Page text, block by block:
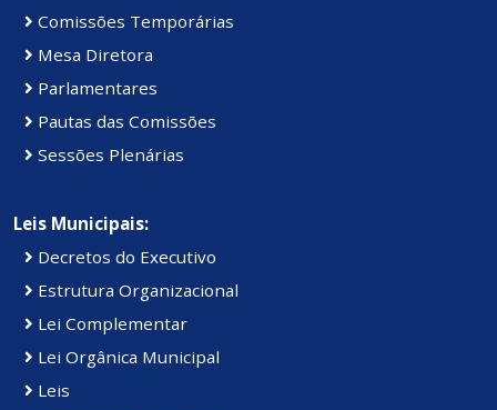
Comissões Temporárias
Mesa Diretora
Parlamentares
Pautas das Comissões
Sessões Plenárias
Leis Municipais:
Decretos do Executivo
Estrutura Organizacional
Lei Complementar
Lei Orgânica Municipal
Leis